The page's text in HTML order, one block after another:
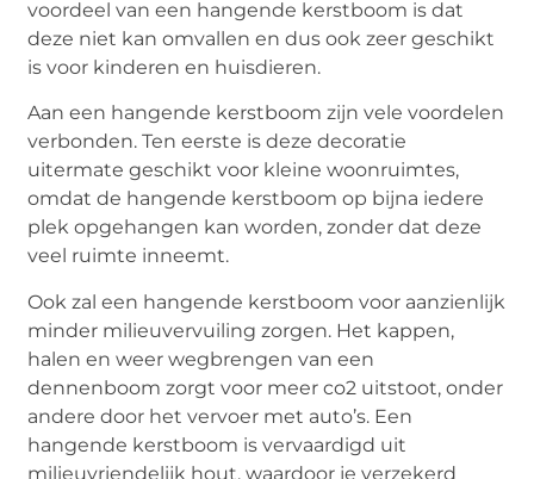
voordeel van een hangende kerstboom is dat
deze niet kan omvallen en dus ook zeer geschikt
is voor kinderen en huisdieren.
Aan een hangende kerstboom zijn vele voordelen
verbonden. Ten eerste is deze decoratie
uitermate geschikt voor kleine woonruimtes,
omdat de hangende kerstboom op bijna iedere
plek opgehangen kan worden, zonder dat deze
veel ruimte inneemt.
Ook zal een hangende kerstboom voor aanzienlijk
minder milieuvervuiling zorgen. Het kappen,
halen en weer wegbrengen van een
dennenboom zorgt voor meer co2 uitstoot, onder
andere door het vervoer met auto’s. Een
hangende kerstboom is vervaardigd uit
milieuvriendelijk hout, waardoor je verzekerd